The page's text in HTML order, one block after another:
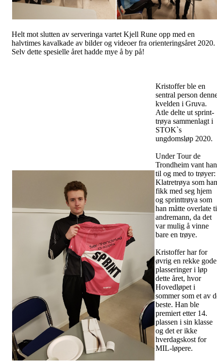
Helt mot slutten av serveringa vartet Kjell Rune opp med en
halvtimes kavalkade av bilder og videoer fra orienteringsåret 2020.
Selv dette spesielle året hadde mye å by på!
Kristoffer ble en
sentral person
kvelden i Gruva.
Atle delte ut sprint-
trøya sammenlagt i
STOK`s
ungdomsløp 2020.
Under Tour de
Trondheim vant han
til og med to trøyer:
Klatretrøya som han
fikk med seg hjem
og sprinttrøya som
han måtte overlate
andremann, da det
var mulig å vinne
bare en trøye.
Kristoffer har for
øvrig en rekke gode
plasseringer i løp
dette året, hvor
Hovedløpet i
sommer som et av
beste. Han ble
premiert etter 14.
plassen i sin klasse
og det er ikke
hverdagskost for
MIL-løpere.